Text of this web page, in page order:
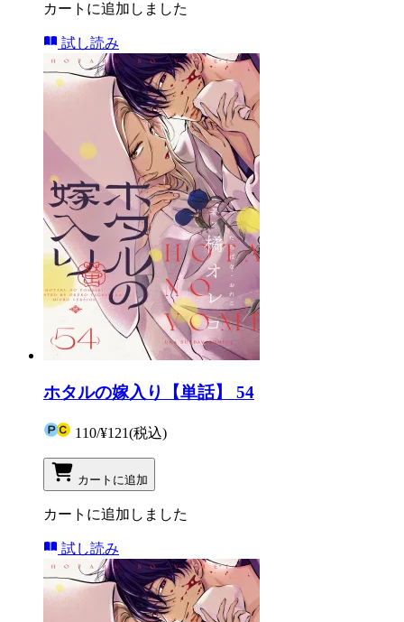
カートに追加しました
試し読み
ホタルの嫁入り【単話】 54
110/¥121(税込)
カートに追加
カートに追加しました
試し読み